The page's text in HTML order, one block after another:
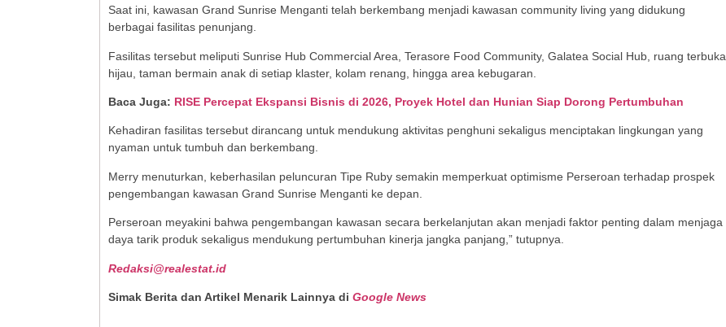
Saat ini, kawasan Grand Sunrise Menganti telah berkembang menjadi kawasan community living yang didukung
berbagai fasilitas penunjang.
Fasilitas tersebut meliputi Sunrise Hub Commercial Area, Terasore Food Community, Galatea Social Hub, ruang terbuka
hijau, taman bermain anak di setiap klaster, kolam renang, hingga area kebugaran.
Baca Juga: RISE Percepat Ekspansi Bisnis di 2026, Proyek Hotel dan Hunian Siap Dorong Pertumbuhan
Kehadiran fasilitas tersebut dirancang untuk mendukung aktivitas penghuni sekaligus menciptakan lingkungan yang
nyaman untuk tumbuh dan berkembang.
Merry menuturkan, keberhasilan peluncuran Tipe Ruby semakin memperkuat optimisme Perseroan terhadap prospek
pengembangan kawasan Grand Sunrise Menganti ke depan.
Perseroan meyakini bahwa pengembangan kawasan secara berkelanjutan akan menjadi faktor penting dalam menjaga
daya tarik produk sekaligus mendukung pertumbuhan kinerja jangka panjang,” tutupnya.
Redaksi@realestat.id
Simak Berita dan Artikel Menarik Lainnya di Google News